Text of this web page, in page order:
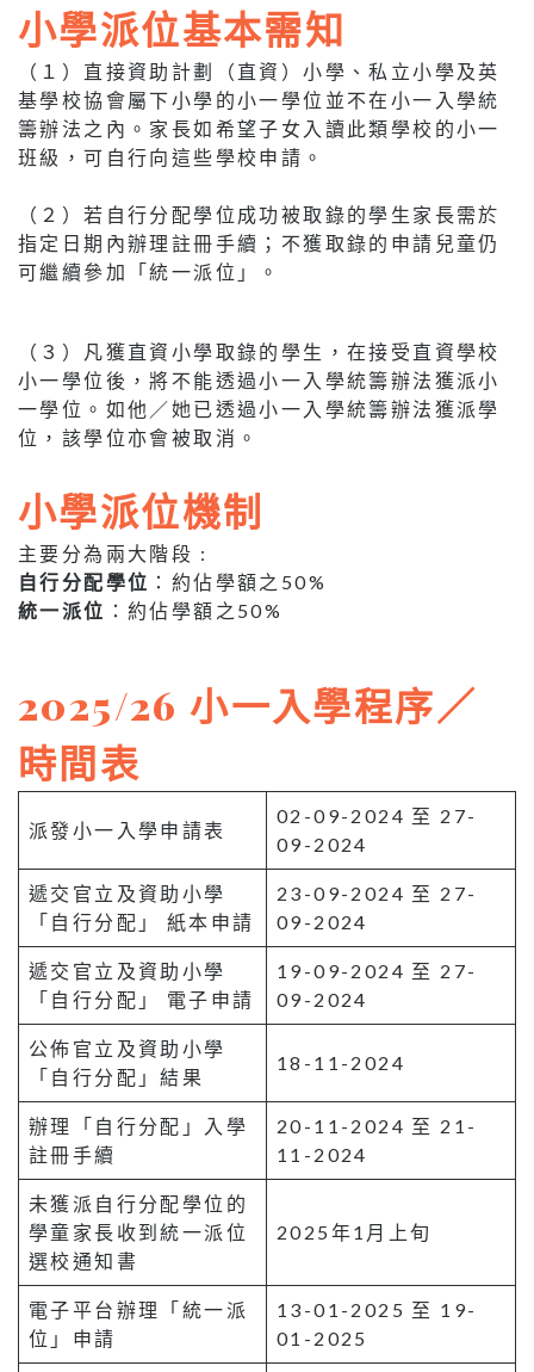
小學派位基本需知
（１）直接資助計劃（直資）小學、私立小學及英
基學校協會屬下小學的小一學位並不在小一入學統
籌辦法之內。家長如希望子女入讀此類學校的小一
班級，可自行向這些學校申請。
（２）若自行分配學位成功被取錄的學生家長需於
指定日期內辦理註冊手續；不獲取錄的申請兒童仍
可繼續參加「統一派位」。
（３）凡獲直資小學取錄的學生，在接受直資學校
小一學位後，將不能透過小一入學統籌辦法獲派小
一學位。如他／她已透過小一入學統籌辦法獲派學
位，該學位亦會被取消。
小學派位機制
主要分為兩大階段 :
自行分配學位 ：約佔學額之50%
統一派位 ：約佔學額之50%
2025/26 小一入學程序／
時間表
派發小一入學申請表
02-09-2024 至 27-
09-2024
遞交官立及資助小學
「自行分配」 紙本申請
23-09-2024 至 27-
09-2024
遞交官立及資助小學
「自行分配」 電子申請
19-09-2024 至 27-
09-2024
公佈官立及資助小學
「自行分配」結果
18-11-2024
辦理「自行分配」入學
註冊手續
20-11-2024 至 21-
11-2024
未獲派自行分配學位的
學童家長收到統一派位
選校通知書
2025年1月上旬
電子平台辦理「統一派
位」申請
13-01-2025 至 19-
01-2025